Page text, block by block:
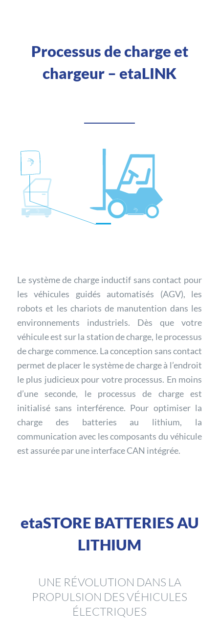
Processus de charge et
chargeur – etaLINK
Le système de charge inductif sans contact pour
les véhicules guidés automatisés (AGV), les
robots et les chariots de manutention dans les
environnements industriels. Dès que votre
véhicule est sur la station de charge, le processus
de charge commence. La conception sans contact
permet de placer le système de charge à l’endroit
le plus judicieux pour votre processus. En moins
d’une seconde, le processus de charge est
initialisé sans interférence. Pour optimiser la
charge des batteries au lithium, la
communication avec les composants du véhicule
est assurée par une interface CAN intégrée.
etaSTORE BATTERIES AU
LITHIUM
UNE RÉVOLUTION DANS LA
PROPULSION DES VÉHICULES
ÉLECTRIQUES